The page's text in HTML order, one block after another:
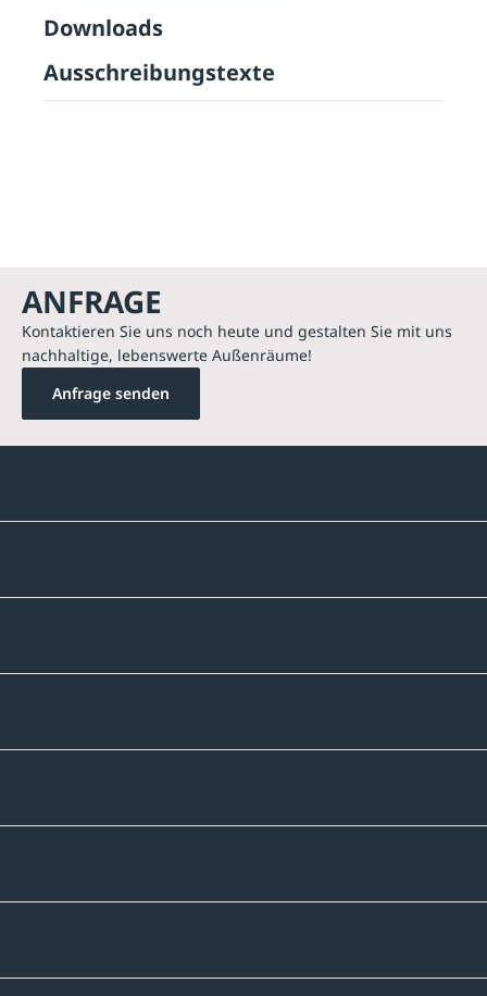
Downloads
Ausschreibungstexte
ANFRAGE
Kontaktieren Sie uns noch heute und gestalten Sie mit uns
nachhaltige, lebenswerte Außenräume!
Anfrage senden